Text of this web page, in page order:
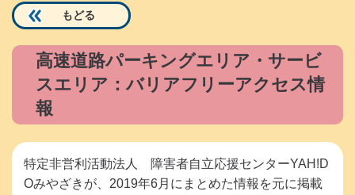
もどる
高速道路パーキングエリア・サービ
スエリア：バリアフリーアクセス情
報
特定非営利活動法人 障害者自立応援センターYAH!D
Oみやざきが、2019年6月にまとめた情報を元に掲載